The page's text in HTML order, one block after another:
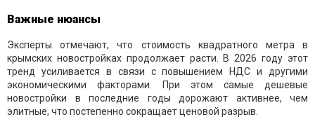
Важные нюансы
Эксперты отмечают, что стоимость квадратного метра в
крымских новостройках продолжает расти. В 2026 году этот
тренд усиливается в связи с повышением НДС и другими
экономическими факторами. При этом самые дешевые
новостройки в последние годы дорожают активнее, чем
элитные, что постепенно сокращает ценовой разрыв.